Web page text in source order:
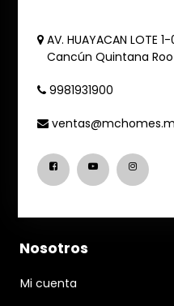
AV. HUAYACAN LOTE
Cancún Quintana
9981931900
Nosotros
Mi cuenta